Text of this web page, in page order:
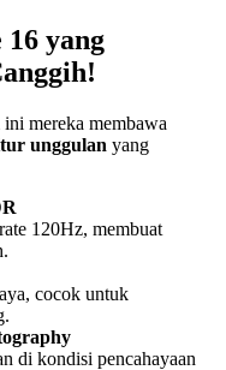
yang
mereka membawa
unggulan yang
120Hz, membuat
cocok untuk
di kondisi pencahayaan